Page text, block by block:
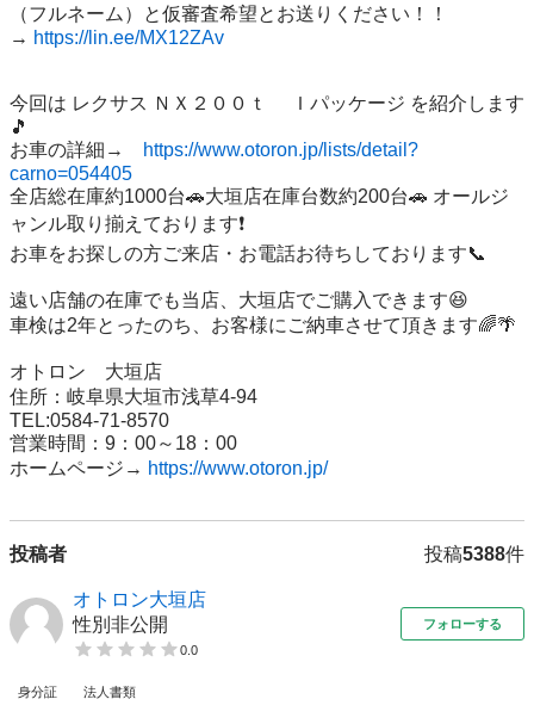
（フルネーム）と仮審査希望とお送りください！！
→ https://lin.ee/MX12ZAv
今回は レクサス ＮＸ２００ｔ 　Ｉパッケージ を紹介します
🎵
お車の詳細→
https://www.otoron.jp/lists/detail?
carno=054405
全店総在庫約1000台🚗大垣店在庫台数約200台🚗 オールジ
ャンル取り揃えております❗️
お車をお探しの方ご来店・お電話お待ちしております📞
遠い店舗の在庫でも当店、大垣店でご購入できます😆
車検は2年とったのち、お客様にご納車させて頂きます🌈🌴
オトロン　大垣店
住所：岐阜県大垣市浅草4-94
TEL:0584-71-8570
営業時間：9：00～18：00
ホームページ→ https://www.otoron.jp/
投稿者 投稿5388件
オトロン大垣店
性別非公開
0.0
フォローする
身分証 法人書類